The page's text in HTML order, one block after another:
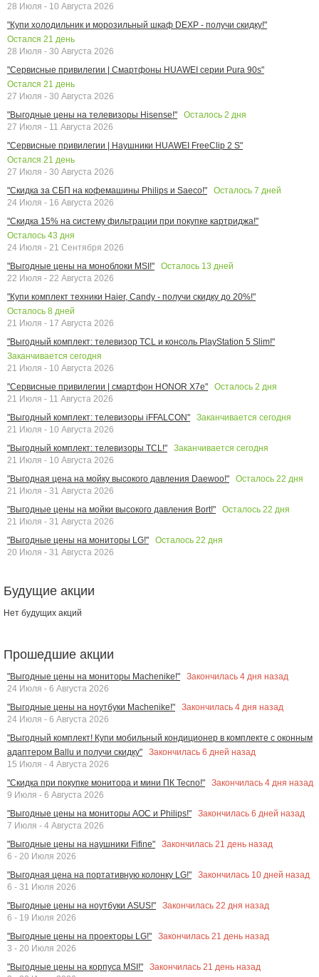
28 Июля - 10 Августа 2026
"Купи холодильник и морозильный шкаф DEXP - получи скидку!"
Остался 21 день
28 Июля - 30 Августа 2026
"Сервисные привилегии | Смартфоны HUAWEI серии Pura 90s"
Остался 21 день
27 Июля - 30 Августа 2026
"Выгодные цены на телевизоры Hisense!"
Осталось 2 дня
27 Июля - 11 Августа 2026
"Сервисные привилегии | Наушники HUAWEI FreeClip 2 S"
Остался 21 день
27 Июля - 30 Августа 2026
"Скидка за СБП на кофемашины Philips и Saeco!"
Осталось 7 дней
24 Июля - 16 Августа 2026
"Скидка 15% на систему фильтрации при покупке картриджа!"
Осталось 43 дня
24 Июля - 21 Сентября 2026
"Выгодные цены на моноблоки MSI!"
Осталось 13 дней
22 Июля - 22 Августа 2026
"Купи комплект техники Haier, Candy - получи скидку до 20%!"
Осталось 8 дней
21 Июля - 17 Августа 2026
"Выгодный комплект: телевизор TCL и консоль PlayStation 5 Slim!"
Заканчивается сегодня
21 Июля - 10 Августа 2026
"Сервисные привилегии | смартфон HONOR X7e"
Осталось 2 дня
21 Июля - 11 Августа 2026
"Выгодный комплект: телевизоры iFFALCON"
Заканчивается сегодня
21 Июля - 10 Августа 2026
"Выгодный комплект: телевизоры TCL!"
Заканчивается сегодня
21 Июля - 10 Августа 2026
"Выгодная цена на мойку высокого давления Daewoo!"
Осталось 22 дня
21 Июля - 31 Августа 2026
"Выгодные цены на мойки высокого давления Bort!"
Осталось 22 дня
21 Июля - 31 Августа 2026
"Выгодные цены на мониторы LG!"
Осталось 22 дня
20 Июля - 31 Августа 2026
Будущие акции
Нет будущих акций
Прошедшие акции
"Выгодные цены на мониторы Machenike!" Закончилась 4 дня назад
24 Июля - 6 Августа 2026
"Выгодные цены на ноутбуки Machenike!"
Закончилась 4 дня назад
24 Июля - 6 Августа 2026
"Выгодный комплект! Купи мобильный кондиционер в комплекте с оконным
адаптером Ballu и получи скидку"
Закончилась 6 дней назад
15 Июля - 4 Августа 2026
"Скидка при покупке монитора и мини ПК Tecno!"
Закончилась 4 дня назад
9 Июля - 6 Августа 2026
"Выгодные цены на мониторы AOC и Philips!"
Закончилась 6 дней назад
7 Июля - 4 Августа 2026
"Выгодные цены на наушники Fifine"
Закончилась 21 день назад
6 - 20 Июля 2026
"Выгодная цена на портативную колонку LG!"
Закончилась 10 дней назад
6 - 31 Июля 2026
"Выгодные цены на ноутбуки ASUS!"
Закончилась 22 дня назад
6 - 19 Июля 2026
"Выгодные цены на проекторы LG!"
Закончилась 21 день назад
3 - 20 Июля 2026
"Выгодные цены на корпуса MSI!"
Закончилась 21 день назад